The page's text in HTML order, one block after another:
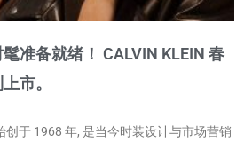
准备就绪！ CALVIN KLEIN 春
市。
创于 1968 年, 是当今时装设计与市场营销